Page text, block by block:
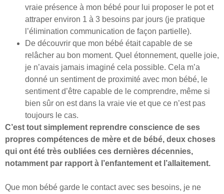
vraie présence à mon bébé pour lui proposer le pot et
attraper environ 1 à 3 besoins par jours (je pratique
l’élimination communication de façon partielle).
De découvrir que mon bébé était capable de se
relâcher au bon moment. Quel étonnement, quelle joie,
je n’avais jamais imaginé cela possible. Cela m’a
donné un sentiment de proximité avec mon bébé, le
sentiment d’être capable de le comprendre, même si
bien sûr on est dans la vraie vie et que ce n’est pas
toujours le cas.
C’est tout simplement reprendre conscience de ses
propres compétences de mère et de bébé, deux choses
qui ont été très oubliées ces dernières décennies,
notamment par rapport à l’enfantement et l’allaitement.
Que mon bébé garde le contact avec ses besoins, je ne